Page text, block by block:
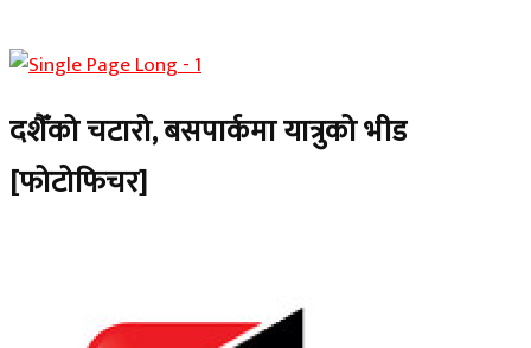
दशैँको चटारो, बसपार्कमा यात्रुको भीड
[फोटोफिचर]